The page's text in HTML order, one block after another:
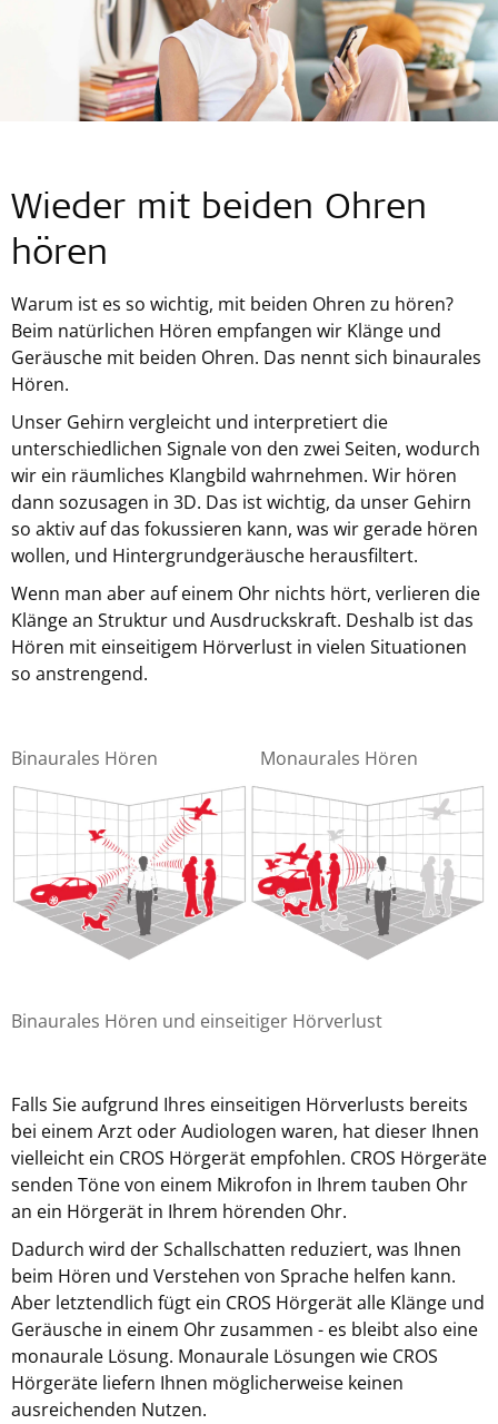
Wieder mit beiden Ohren
hören
Warum ist es so wichtig, mit beiden Ohren zu hören?
Beim natürlichen Hören empfangen wir Klänge und
Geräusche mit beiden Ohren. Das nennt sich binaurales
Hören.
Unser Gehirn vergleicht und interpretiert die
unterschiedlichen Signale von den zwei Seiten, wodurch
wir ein räumliches Klangbild wahrnehmen. Wir hören
dann sozusagen in 3D. Das ist wichtig, da unser Gehirn
so aktiv auf das fokussieren kann, was wir gerade hören
wollen, und Hintergrundgeräusche herausfiltert.
Wenn man aber auf einem Ohr nichts hört, verlieren die
Klänge an Struktur und Ausdruckskraft. Deshalb ist das
Hören mit einseitigem Hörverlust in vielen Situationen
so anstrengend.
Binaurales Hören Monaurales Hören
Binaurales Hören und einseitiger Hörverlust
Falls Sie aufgrund Ihres einseitigen Hörverlusts bereits
bei einem Arzt oder Audiologen waren, hat dieser Ihnen
vielleicht ein CROS Hörgerät empfohlen. CROS Hörgeräte
senden Töne von einem Mikrofon in Ihrem tauben Ohr
an ein Hörgerät in Ihrem hörenden Ohr.
Dadurch wird der Schallschatten reduziert, was Ihnen
beim Hören und Verstehen von Sprache helfen kann.
Aber letztendlich fügt ein CROS Hörgerät alle Klänge und
Geräusche in einem Ohr zusammen - es bleibt also eine
monaurale Lösung. Monaurale Lösungen wie CROS
Hörgeräte liefern Ihnen möglicherweise keinen
ausreichenden Nutzen.